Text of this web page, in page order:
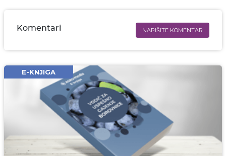
Komentari NAPIŠITE KOMENTAR
Email* obavezno
Komentar* obavezno
E-KNJIGA